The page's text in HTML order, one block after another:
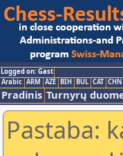
Logged on: Gast
Arabic ARM AZE BIH BUL CAT CHN
Pradinis Turnyrų
Pastaba: